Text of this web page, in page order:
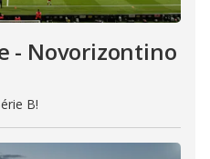
- Novorizontino
B!